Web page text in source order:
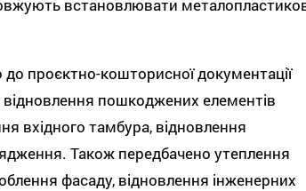
встановлювати
до проєктно-кошторисної документації
пошкоджених елементів
вхідного тамбура, відновлення
Також передбачено утеплення
фасаду, відновлення інженерних